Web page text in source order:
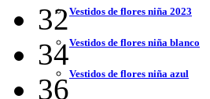
Vestidos de flores niña 2023
Vestidos de flores niña blanco
Vestidos de flores niña azul
32
34
36